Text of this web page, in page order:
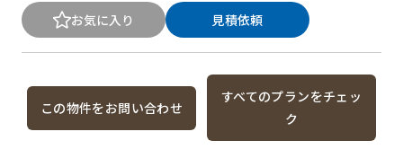
お気に入り 見積依頼
この物件をお問い合わせ
すべてのプランをチェッ
ク